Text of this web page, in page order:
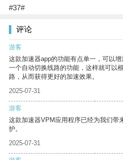
#37#
评论
游客
这款加速器app的功能有点单一，可以
一个自动切换线路的功能，这样就可以
路，从而获得更好的加速效果。
2025-07-31
游客
这款加速器VPM应用程序已经为我们带
护。
2025-07-31